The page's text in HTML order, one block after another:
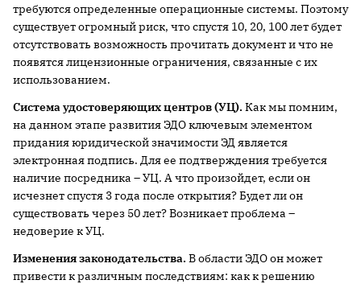
требуются определенные операционные системы. Поэтому
существует огромный риск, что спустя 10, 20, 100 лет будет
отсутствовать возможность прочитать документ и что не
появятся лицензионные ограничения, связанные с их
использованием.
Система удостоверяющих центров (УЦ). Как мы помним,
на данном этапе развития ЭДО ключевым элементом
придания юридической значимости ЭД является
электронная подпись. Для ее подтверждения требуется
наличие посредника – УЦ. А что произойдет, если он
исчезнет спустя 3 года после открытия? Будет ли он
существовать через 50 лет? Возникает проблема –
недоверие к УЦ.
Изменения законодательства. В области ЭДО он может
привести к различным последствиям: как к решению